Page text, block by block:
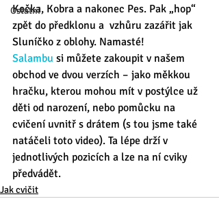
Ostatní
Kočka, Kobra a nakonec Pes. Pak „hop“
zpět do předklonu a  vzhůru zazářit jak
Sluníčko z oblohy. Namasté!
Salambu si můžete zakoupit v našem
obchod ve dvou verzích – jako měkkou
hračku, kterou mohou mít v postýlce už
děti od narození, nebo pomůcku na
cvičení uvnitř s drátem (s tou jsme také
natáčeli toto video). Ta lépe drží v
jednotlivých pozicích a lze na ní cviky
předvádět.
Jak cvičit